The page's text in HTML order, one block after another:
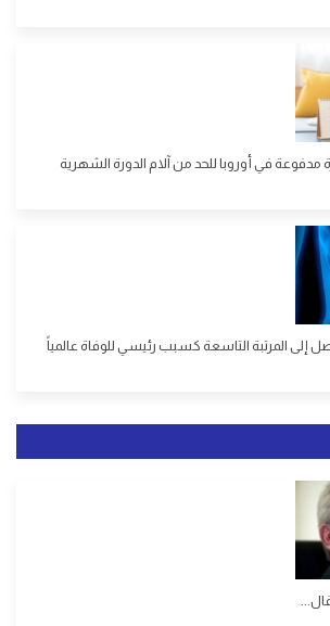
مدفوعة في أوروبا للحد من آلام الدورة الشهرية
إلى المرتبة التاسعة كسبب رئيسي للوفاة عالمياً